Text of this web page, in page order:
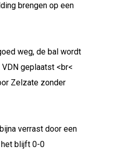
brengen op een
weg, de bal wordt
geplaatst <br<
Zelzate zonder
verrast door een
het blijft 0-0